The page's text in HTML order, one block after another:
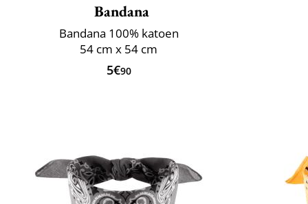
Bandana
Bandana 100% katoen
54 cm x 54 cm
5€90